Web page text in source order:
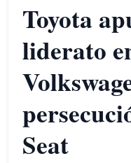
Toyota
liderato
Seat